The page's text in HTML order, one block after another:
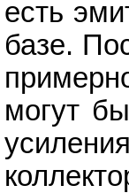
есть
базе.
могут